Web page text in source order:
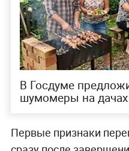
В Госдуме
шумомеры на
Первые признаки